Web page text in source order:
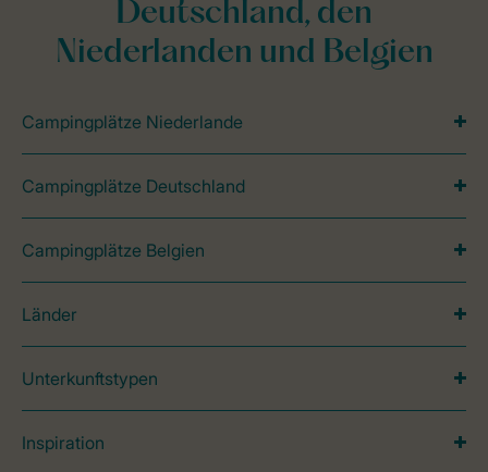
Deutschland, den
Niederlanden und Belgien
Campingplätze Niederlande
Campingplätze Deutschland
Campingplätze Belgien
Länder
Unterkunftstypen
Inspiration